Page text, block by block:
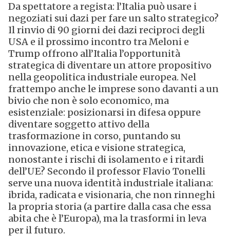
Da spettatore a regista: l’Italia può usare i
negoziati sui dazi per fare un salto strategico?
Il rinvio di 90 giorni dei dazi reciproci degli
USA e il prossimo incontro tra Meloni e
Trump offrono all’Italia l’opportunità
strategica di diventare un attore propositivo
nella geopolitica industriale europea. Nel
frattempo anche le imprese sono davanti a un
bivio che non è solo economico, ma
esistenziale: posizionarsi in difesa oppure
diventare soggetto attivo della
trasformazione in corso, puntando su
innovazione, etica e visione strategica,
nonostante i rischi di isolamento e i ritardi
dell’UE? Secondo il professor Flavio Tonelli
serve una nuova identità industriale italiana:
ibrida, radicata e visionaria, che non rinneghi
la propria storia (a partire dalla casa che essa
abita che è l’Europa), ma la trasformi in leva
per il futuro.